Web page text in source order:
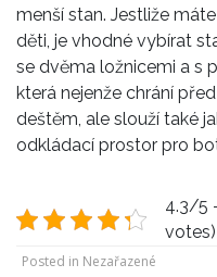
menší stan. Jestliže
děti, je vhodné vybírat
se dvěma ložnicemi a s
která nejenže chrání
deštěm, ale slouží také
odkládací prostor pro
4.3/5
votes)
Posted in Nezařazené